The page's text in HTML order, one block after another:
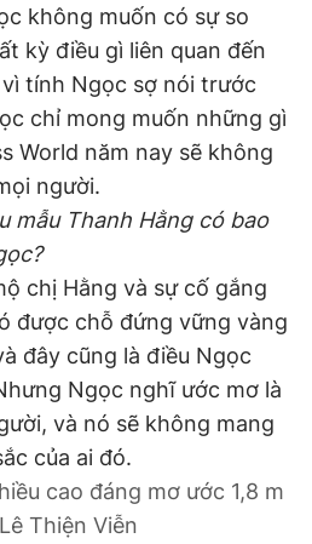
không muốn có sự so
kỳ điều gì liên quan đến
tính Ngọc sợ nói trước
chỉ mong muốn những gì
World năm nay sẽ không
người.
mẫu Thanh Hằng có bao
chị Hằng và sự cố gắng
được chỗ đứng vững vàng
đây cũng là điều Ngọc
Ngọc nghĩ ước mơ là
và nó sẽ không mang
của ai đó.
cao đáng mơ ước 1,8 m
Thiện Viễn